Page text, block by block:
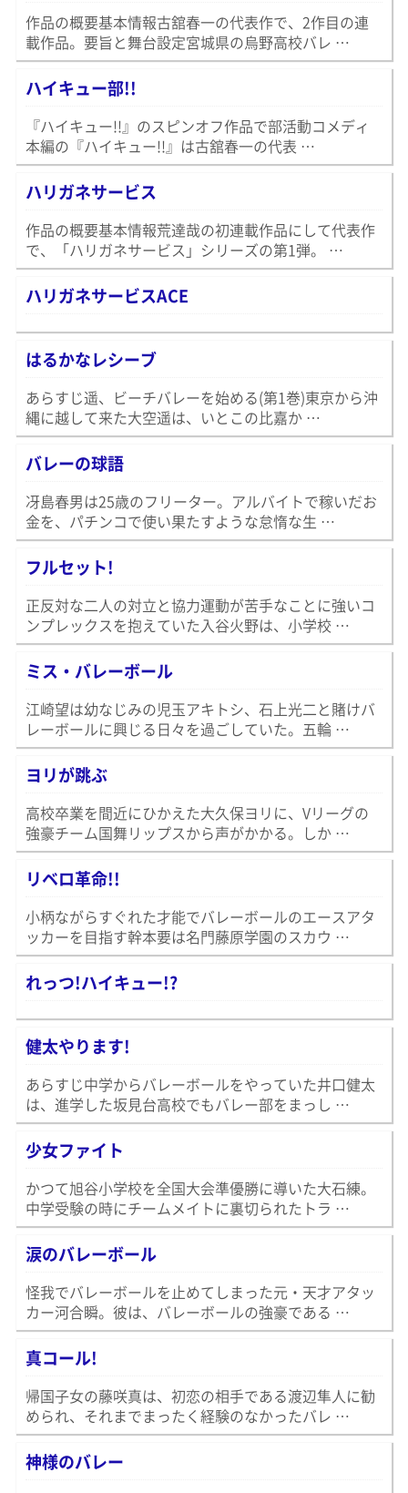
作品の概要基本情報古舘春一の代表作で、2作目の連
載作品。要旨と舞台設定宮城県の烏野高校バレ …
ハイキュー部!!
『ハイキュー!!』のスピンオフ作品で部活動コメディ
本編の『ハイキュー!!』は古舘春一の代表 …
ハリガネサービス
作品の概要基本情報荒達哉の初連載作品にして代表作
で、「ハリガネサービス」シリーズの第1弾。 …
ハリガネサービスACE
はるかなレシーブ
あらすじ遥、ビーチバレーを始める(第1巻)東京から沖
縄に越して来た大空遥は、いとこの比嘉か …
バレーの球語
冴島春男は25歳のフリーター。アルバイトで稼いだお
金を、パチンコで使い果たすような怠惰な生 …
フルセット!
正反対な二人の対立と協力運動が苦手なことに強いコ
ンプレックスを抱えていた入谷火野は、小学校 …
ミス・バレーボール
江崎望は幼なじみの児玉アキトシ、石上光二と賭けバ
レーボールに興じる日々を過ごしていた。五輪 …
ヨリが跳ぶ
高校卒業を間近にひかえた大久保ヨリに、Vリーグの
強豪チーム国舞リップスから声がかかる。しか …
リベロ革命!!
小柄ながらすぐれた才能でバレーボールのエースアタ
ッカーを目指す幹本要は名門藤原学園のスカウ …
れっつ!ハイキュー!?
健太やります!
あらすじ中学からバレーボールをやっていた井口健太
は、進学した坂見台高校でもバレー部をまっし …
少女ファイト
かつて旭谷小学校を全国大会準優勝に導いた大石練。
中学受験の時にチームメイトに裏切られたトラ …
涙のバレーボール
怪我でバレーボールを止めてしまった元・天才アタッ
カー河合瞬。彼は、バレーボールの強豪である …
真コール!
帰国子女の藤咲真は、初恋の相手である渡辺隼人に勧
められ、それまでまったく経験のなかったバレ …
神様のバレー